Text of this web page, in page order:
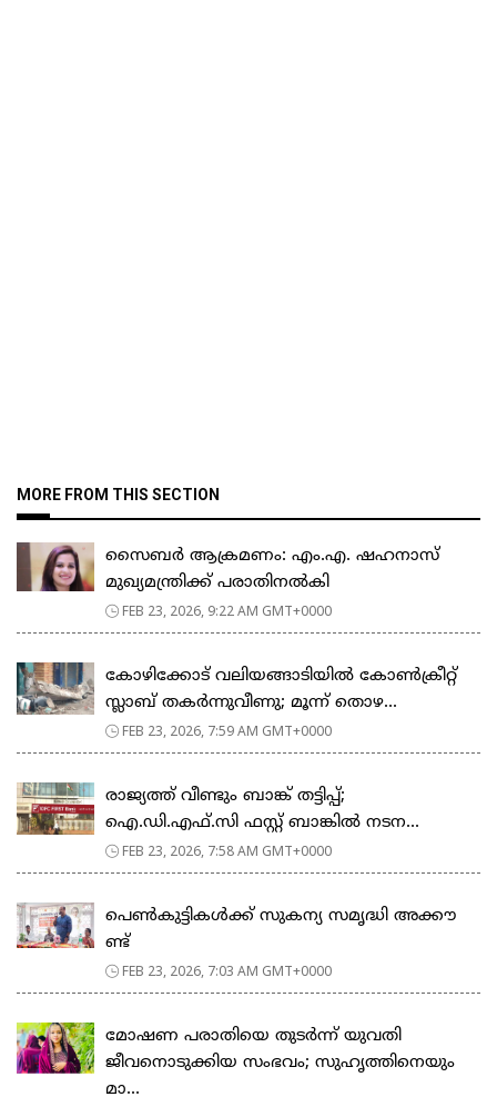
MORE FROM THIS SECTION
സൈബർ ആക്രമണം: എം.എ. ഷഹനാസ്
മുഖ്യമന്ത്രിക്ക് പരാതിനൽകി
FEB 23, 2026, 9:22 AM GMT+0000
കോഴിക്കോട് വലിയങ്ങാടിയിൽ കോൺക്രീറ്റ്
സ്ലാബ് തകർന്നുവീണു; മൂന്ന് തൊഴ...
FEB 23, 2026, 7:59 AM GMT+0000
രാജ്യത്ത് വീണ്ടും ബാങ്ക് തട്ടിപ്പ്;
ഐ.ഡി.എഫ്.സി ഫസ്റ്റ് ബാങ്കിൽ നടന...
FEB 23, 2026, 7:58 AM GMT+0000
പെ​ൺ​കു​ട്ടി​ക​ൾ​ക്ക് സു​ക​ന്യ സ​മൃ​ദ്ധി അ​ക്കൗ​
ണ്ട്
FEB 23, 2026, 7:03 AM GMT+0000
മോഷണ പരാതിയെ തുടര്‍ന്ന് യുവതി
ജീവനൊടുക്കിയ സംഭവം; സുഹൃത്തിനെയും
മാ...